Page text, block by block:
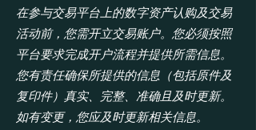
在参与交易平台上的数字资产认购及交易
活动前，您需开立交易账户。您必须按照
平台要求完成开户流程并提供所需信息。
您有责任确保所提供的信息（包括原件及
复印件）真实、完整、准确且及时更新。
如有变更，您应及时更新相关信息。